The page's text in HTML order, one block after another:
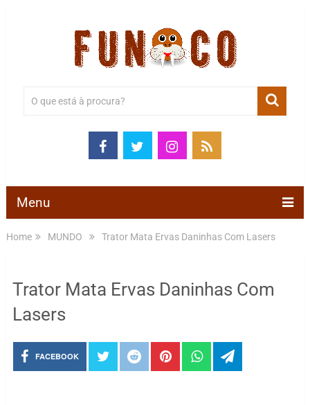
Menu
Home MUNDO Trator Mata Ervas Daninhas Com Lasers
Trator Mata Ervas Daninhas Com
Lasers
FACEBOOK